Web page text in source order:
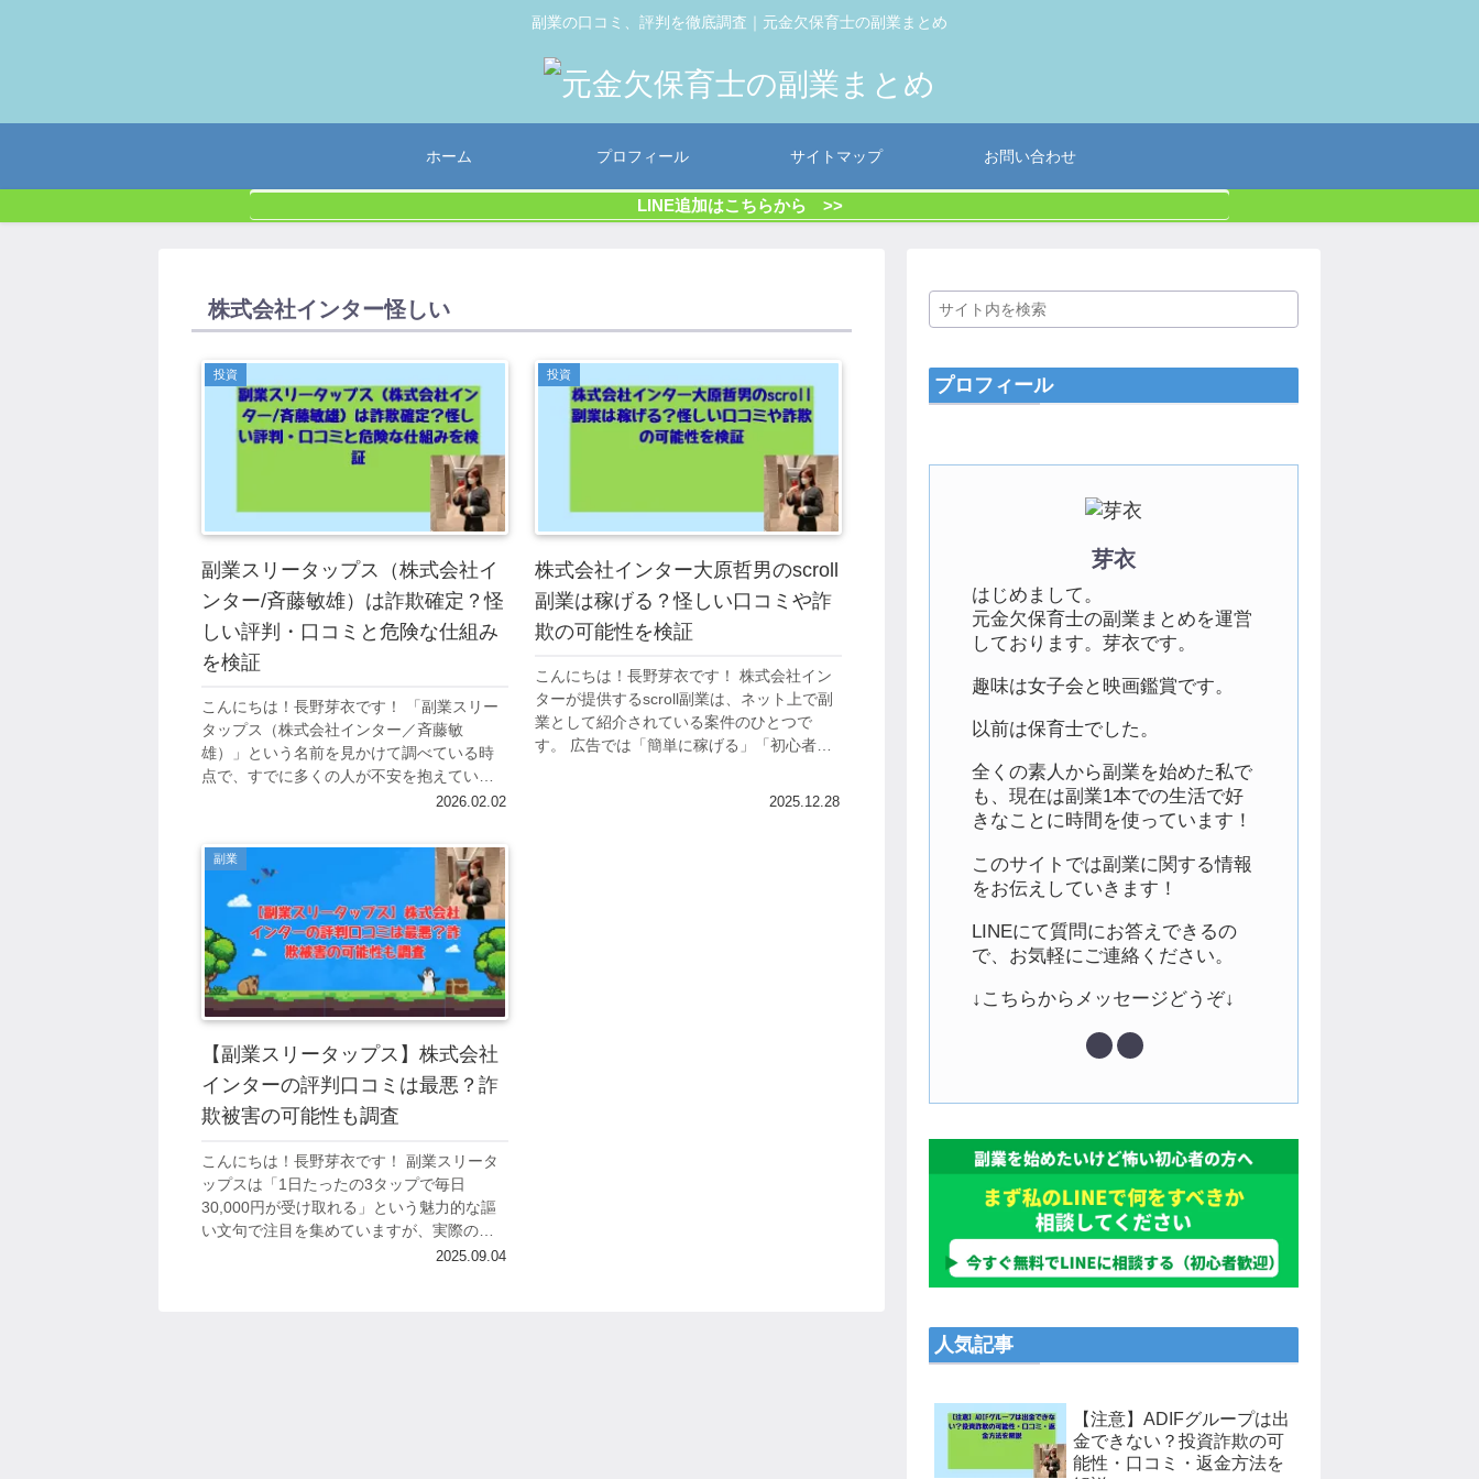
副業の口コミ、評判を徹底調査｜元金欠保育士の副業まとめ
ホーム プロフィール サイトマップ お問い合わせ
LINE追加はこちらから >>
株式会社インター怪しい
投資
副業スリータップス（株式会社イ
ンター/斉藤敏雄）は詐欺確定？怪
しい評判・口コミと危険な仕組み
を検証
こんにちは！長野芽衣です！ 「副業スリー
タップス（株式会社インター／斉藤敏
雄）」という名前を見かけて調べている時
点で、すでに多くの人が不安を抱えている
と考えられます。 実際にネット上では、株
すめでき...
2026.02.02
投資
株式会社インター大原哲男のscroll
副業は稼げる？怪しい口コミや詐
欺の可能性を検証
こんにちは！長野芽衣です！ 株式会社イン
ターが提供するscroll副業は、ネット上で副
業として紹介されている案件のひとつで
す。 広告では「簡単に稼げる」「初心者で
2025.12.28
副業
【副業スリータップス】株式会社
インターの評判口コミは最悪？詐
欺被害の可能性も調査
こんにちは！長野芽衣です！ 副業スリータ
ップスは「1日たったの3タップで毎日
30,000円が受け取れる」という魅力的な謳
い文句で注目を集めていますが、実際の内
容は期待を大きく裏切るものとなっていま
2025.09.04
プロフィール
芽衣
はじめまして。
元金欠保育士の副業まとめを運営
しております。芽衣です。
趣味は女子会と映画鑑賞です。
以前は保育士でした。
全くの素人から副業を始めた私で
も、現在は副業1本での生活で好
きなことに時間を使っています！
このサイトでは副業に関する情報
をお伝えしていきます！
LINEにて質問にお答えできるの
で、お気軽にご連絡ください。
↓こちらからメッセージどうぞ↓
人気記事
【注意】ADIFグループは出
金できない？投資詐欺の可
能性・口コミ・返金方法を